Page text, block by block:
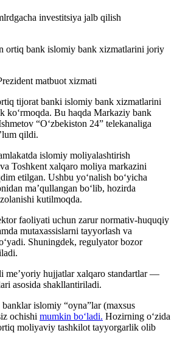
investitsiya jalb qilish
matbuot xizmati
tijorat banki islomiy bank xizmatlarini
ko‘rmoqda. Bu haqda Markaziy bank
“O‘zbekiston 24” telekanaliga
qildi.
islomiy moliyalashtirish
Toshkent xalqaro moliya markazini
etilgan. Ushbu yo‘nalish bo‘yicha
ma’qullangan bo‘lib, hozirda
kutilmoqda.
faoliyati uchun zarur normativ-huquqiy
mutaxassislarni tayyorlash va
Shuningdek, regulyator bozor
me’yoriy hujjatlar xalqaro standartlar —
asosida shakllantiriladi.
islomiy “oyna”lar (maxsus
ochishi mumkin bo‘ladi. Hozirning o‘zida
moliyaviy tashkilot tayyorgarlik olib